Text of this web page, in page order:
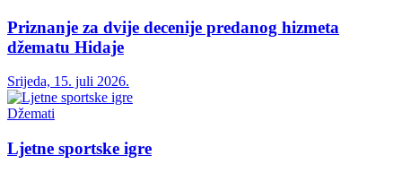
Priznanje za dvije decenije predanog hizmeta
džematu Hidaje
Srijeda, 15. juli 2026.
Džemati
Ljetne sportske igre